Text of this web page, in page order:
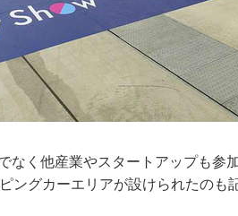
なく他産業やスタートアップも参
グカーエリアが設けられたのも